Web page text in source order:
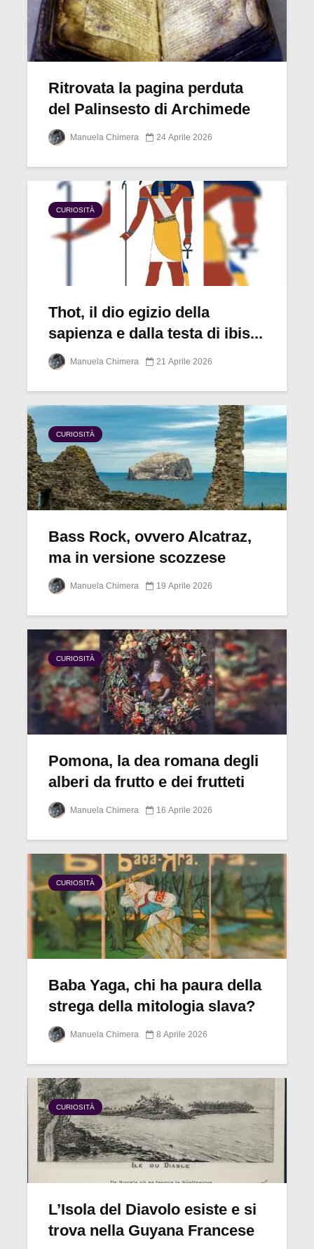
Ritrovata la pagina perduta
del Palinsesto di Archimede
Manuela Chimera 24 Aprile 2026
CURIOSITÀ
Thot, il dio egizio della
sapienza e dalla testa di ibis...
Manuela Chimera 21 Aprile 2026
CURIOSITÀ
Bass Rock, ovvero Alcatraz,
ma in versione scozzese
Manuela Chimera 19 Aprile 2026
CURIOSITÀ
Pomona, la dea romana degli
alberi da frutto e dei frutteti
Manuela Chimera 16 Aprile 2026
CURIOSITÀ
Baba Yaga, chi ha paura della
strega della mitologia slava?
Manuela Chimera 8 Aprile 2026
CURIOSITÀ
L’Isola del Diavolo esiste e si
trova nella Guyana Francese